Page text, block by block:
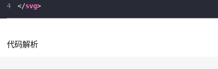
4
</svg>
代码解析